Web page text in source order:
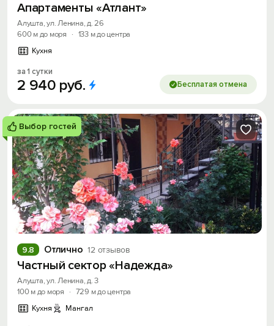
Апартаменты «Атлант»
Алушта, ул. Ленина, д. 26
600 м до моря
· 133 м до центра
Кухня
за 1 сутки
2 940 руб. Бесплатая отмена
Выбор гостей
Отлично 12 отзывов
9.8
Частный сектор «Надежда»
Алушта, ул. Ленина, д. 3
100 м до моря
· 729 м до центра
Кухня
Мангал